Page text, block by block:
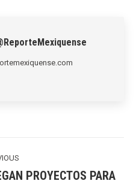
PROYECTOS PARA